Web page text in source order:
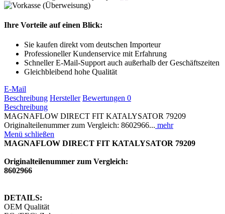
Ihre Vorteile auf einen Blick:
Sie kaufen direkt vom deutschen Importeur
Professioneller Kundenservice mit Erfahrung
Schneller E-Mail-Support auch außerhalb der Geschäftszeiten
Gleichbleibend hohe Qualität
E-Mail
Beschreibung Hersteller Bewertungen 0
Beschreibung
MAGNAFLOW DIRECT FIT KATALYSATOR 79209
Originalteilenummer zum Vergleich: 8602966... mehr
Menü schließen
MAGNAFLOW DIRECT FIT KATALYSATOR 79209
Originalteilenummer zum Vergleich:
8602966
DETAILS:
OEM Qualität